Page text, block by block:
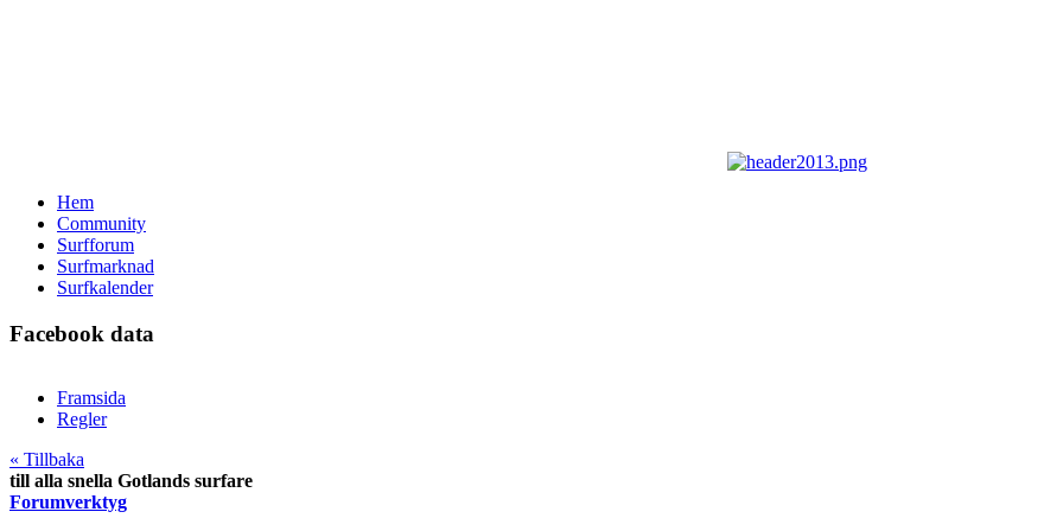
Hem
Community
Surfforum
Surfmarknad
Surfkalender
Facebook data
Framsida
Regler
« Tillbaka
till alla snella Gotlands surfare
Forumverktyg